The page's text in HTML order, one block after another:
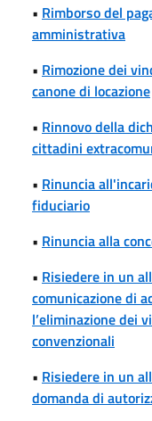
• Rimborso del
amministrativa
• Rimozione dei
canone di locazione
• Rinnovo della
cittadini
• Rinuncia
fiduciario
• Rinuncia alla
• Risiedere in un
comunicazione di
l’eliminazione dei
convenzionali
• Risiedere in un
domanda di